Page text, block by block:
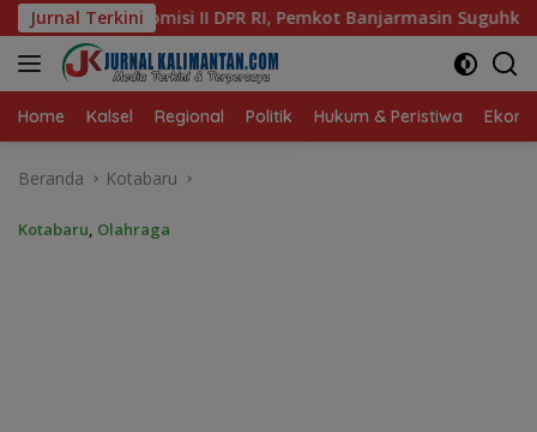
Langsung
ke
konten
Jurnal Terkini
Pemkot Banjarmasin Suguhkan Cita Rasa Khas Banjar
Home Kalsel Regional Politik Hukum & Peristiwa
Beranda Kotabaru
Kotabaru, Olahraga